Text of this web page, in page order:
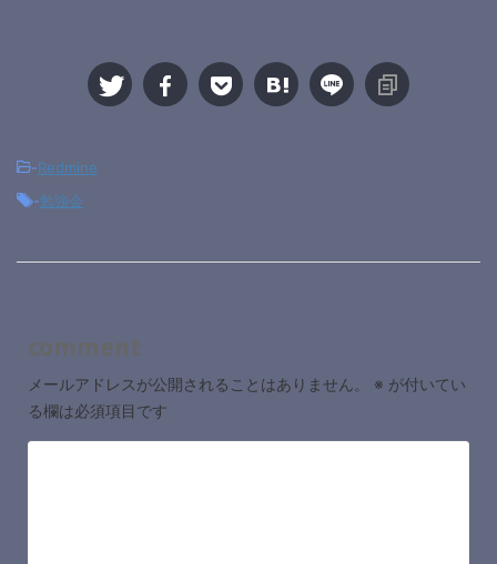
-Redmine
-勉強会
comment
メールアドレスが公開されることはありません。 ※ が付いてい
る欄は必須項目です